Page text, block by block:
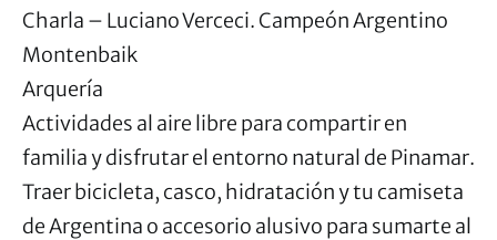
Charla – Luciano Verceci. Campeón Argentino
Montenbaik
Arquería
Actividades al aire libre para compartir en
familia y disfrutar el entorno natural de Pinamar.
Traer bicicleta, casco, hidratación y tu camiseta
de Argentina o accesorio alusivo para sumarte al